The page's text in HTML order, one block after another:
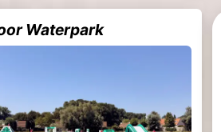
Waterpark